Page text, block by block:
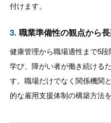
付けます。
3. 職業準備性の観点から
健康管理から職場適性まで5
学び、障がい者が働き続ける
す。職場だけでなく関係機関
的な雇用支援体制の構築方法